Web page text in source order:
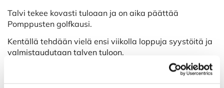
Talvi tekee kovasti tuloaan ja on aika päättää
Pomppusten golfkausi.
Kentällä tehdään vielä ensi viikolla loppuja syystöitä ja
valmistaudutaan talven tuloon.
Pelikausi jatkuu sunnuntai 2.11. asti, jonka jälkeen